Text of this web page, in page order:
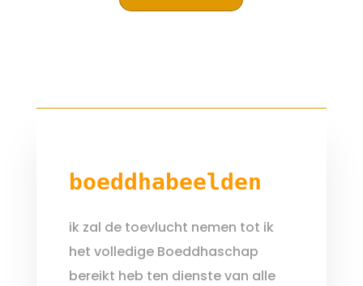
boeddhabeelden
ik zal de toevlucht nemen tot ik
het volledige Boeddhaschap
bereikt heb ten dienste van alle